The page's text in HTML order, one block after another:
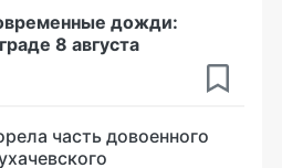
дожди:
8 августа
часть довоенного